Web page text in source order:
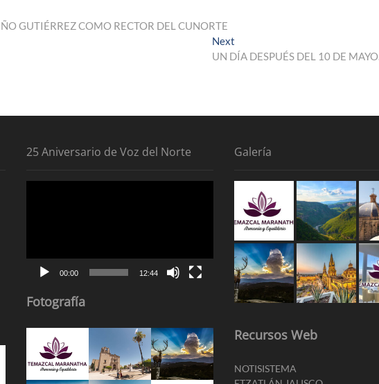
GUTIÉRREZ COMO RECTOR DEL CUNORTE
Next
post:
UN DÍA DESPUÉS DEL 10 DE
25 Aniversario de Voz del Norte
00:00 12:44
Fotografía
Galería
Recursos Web
NOTISISTEMA